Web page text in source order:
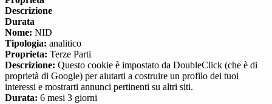
Descrizione
Durata
Nome: NID
Tipologia: analitico
Proprieta: Terze Parti
Descrizione: Questo cookie è impostato da DoubleClick (che è di
proprietà di Google) per aiutarti a costruire un profilo dei tuoi
interessi e mostrarti annunci pertinenti su altri siti.
Durata: 6 mesi 3 giorni